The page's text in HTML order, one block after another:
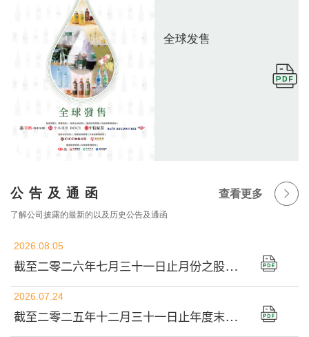
全球发售
公告及通函 查看更多
了解公司披露的最新的以及历史公告及通函